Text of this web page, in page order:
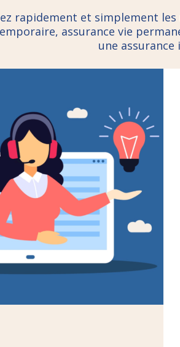
rapidement et simplement
assurance vie
une assurance